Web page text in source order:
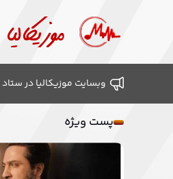
وبسایت موزیکالیا در
پست ویژه